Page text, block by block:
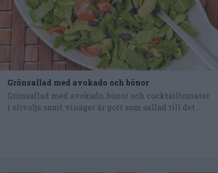
Grönsallad med avokado och bönor
Grönsallad med avokado, bönor och cocktailtomater
i olivolja samt vinäger är gott som sallad till det...